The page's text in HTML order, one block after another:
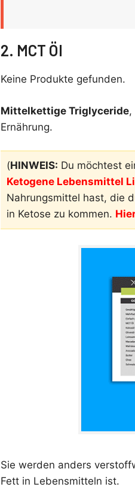
2. MCT Öl
Keine Produkte gefunden.
Mittelkettige Triglyceride,
Ernährung.
(HINWEIS: Du möchtest
Ketogene Lebensmittel
Nahrungsmittel hast, die
in Ketose zu kommen.
Sie werden anders
Fett in Lebensmitteln ist.